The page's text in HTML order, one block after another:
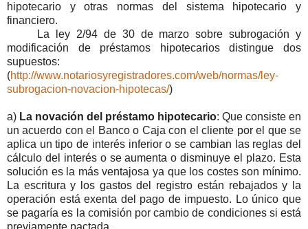
hipotecario y otras normas del sistema hipotecario y
financiero.
La ley 2/94 de 30 de marzo sobre subrogación y
modificación de préstamos hipotecarios distingue dos
supuestos:
(http://www.notariosyregistradores.com/web/normas/ley-
subrogacion-novacion-hipotecas/)
a) La novación del préstamo hipotecario: Que consiste en
un acuerdo con el Banco o Caja con el cliente por el que se
aplica un tipo de interés inferior o se cambian las reglas del
cálculo del interés o se aumenta o disminuye el plazo. Esta
solución es la más ventajosa ya que los costes son mínimo.
La escritura y los gastos del registro están rebajados y la
operación está exenta del pago de impuesto. Lo único que
se pagaría es la comisión por cambio de condiciones si está
previamente pactada.